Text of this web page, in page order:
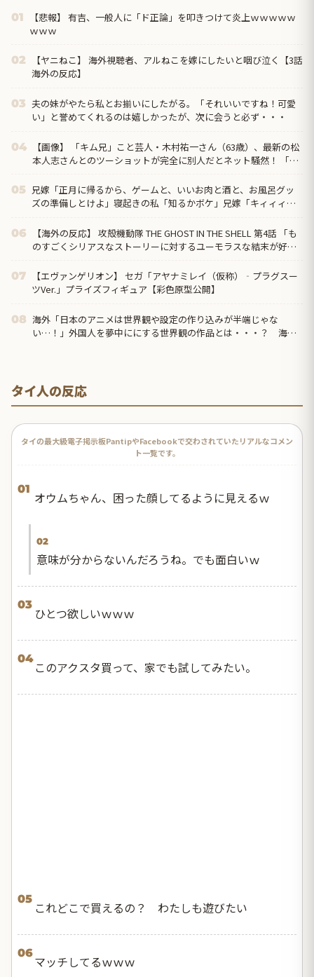
01
【悲報】 有吉、一般人に「ド正論」を叩きつけて炎上ｗｗｗｗｗ
ｗｗｗ
02
【ヤニねこ】 海外視聴者、アルねこを嫁にしたいと咽び泣く【3話
海外の反応】
03 夫の妹がやたら私とお揃いにしたがる。「それいいですね！可愛
い」と誉めてくれるのは嬉しかったが、次に会うと必ず・・・
04
【画像】 「キム兄」こと芸人・木村祐一さん（63歳）、最新の松
本人志さんとのツーショットが完全に別人だとネット騒然！ 「マ
05 兄嫁「正月に帰るから、ゲームと、いいお肉と酒と、お風呂グッ
ズの準備しとけよ」寝起きの私「知るかボケ」兄嫁「キィィィィ
06
【海外の反応】 攻殻機動隊 THE GHOST IN THE SHELL 第4話 「も
のすごくシリアスなストーリーに対するユーモラスな結末が好
07
【エヴァンゲリオン】 セガ「アヤナミレイ（仮称）‐プラグスー
ツVer.」プライズフィギュア【彩色原型公開】
08 海外「日本のアニメは世界観や設定の作り込みが半端じゃな
い…！」外国人を夢中ににする世界観の作品とは・・・？ 海外
タイ人の反応
タイの最大級電子掲示板PantipやFacebookで交わされていたリアルなコメン
ト一覧です。
01
オウムちゃん、困った顔してるように見えるｗ
02
意味が分からないんだろうね。でも面白いｗ
03
ひとつ欲しいｗｗｗ
04
このアクスタ買って、家でも試してみたい。
05
これどこで買えるの？ わたしも遊びたい
06
マッチしてるｗｗｗ